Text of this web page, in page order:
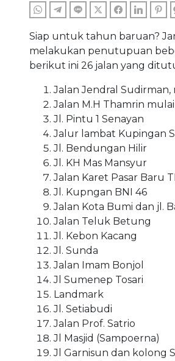
WHATSAPPTELEGRAM
LINE TWITTERFACEBOOKLINKEDIN
Siap untuk tahun baruan?
melakukan penutupuan
berikut ini 26 jalan yang
Jalan Jendral Sudirman,
Jalan M.H Thamrin
Jl. Pintu 1 Senayan
Jalur lambat Kupingan
Jl. Bendungan Hilir
Jl. KH Mas Mansyur
Jalan Karet Pasar Baru
Jl. Kupngan BNI 46
Jalan Kota Bumi dan jl.
Jalan Teluk Betung
Jl. Kebon Kacang
Jl. Sunda
Jalan Imam Bonjol
Jl Sumenep Tosari
Landmark
Jl. Setiabudi
Jalan Prof. Satrio
Jl Masjid (Sampoerna)
Jl Garnisun dan kolong